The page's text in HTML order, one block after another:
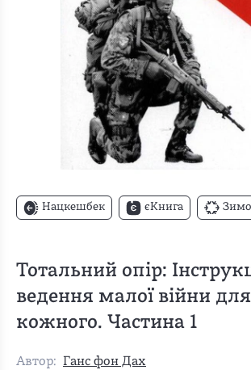
Нацкешбек єКнига
Тотальний опір:
ведення малої війни для
кожного. Частина 1
Автор: Ганс фон Дах